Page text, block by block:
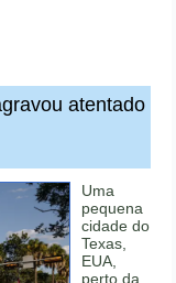
atentado
Uma
pequena
cidade do
Texas,
EUA,
perto da